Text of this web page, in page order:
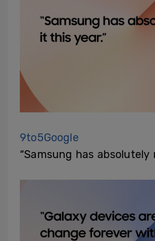
9to5Google
“Samsung has absolutely